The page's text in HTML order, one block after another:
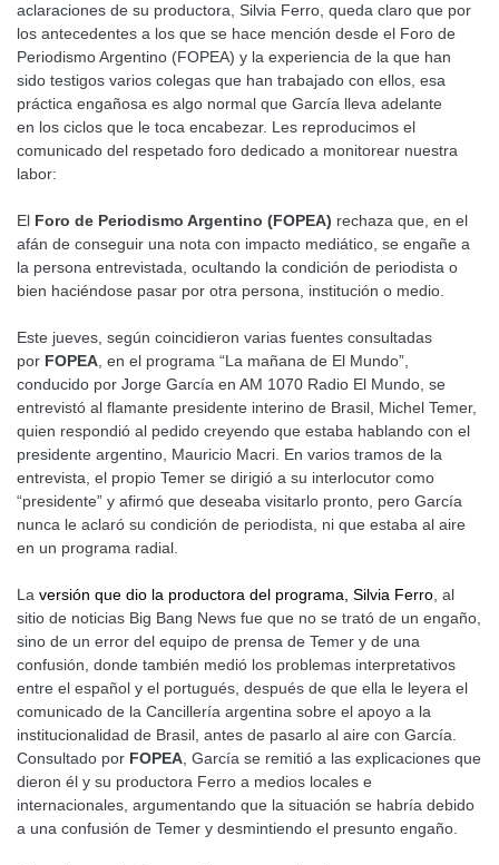
aclaraciones de su productora, Silvia Ferro, queda claro que por
los antecedentes a los que se hace mención desde el Foro de
Periodismo Argentino (FOPEA) y la experiencia de la que han
sido testigos varios colegas que han trabajado con ellos, esa
práctica engañosa es algo normal que García lleva adelante
en los ciclos que le toca encabezar. Les reproducimos el
comunicado del respetado foro dedicado a monitorear nuestra
labor:
El Foro de Periodismo Argentino (FOPEA) rechaza que, en el
afán de conseguir una nota con impacto mediático, se engañe a
la persona entrevistada, ocultando la condición de periodista o
bien haciéndose pasar por otra persona, institución o medio.
Este jueves, según coincidieron varias fuentes consultadas
por FOPEA , en el programa “La mañana de El Mundo”,
conducido por Jorge García en AM 1070 Radio El Mundo, se
entrevistó al flamante presidente interino de Brasil, Michel Temer,
quien respondió al pedido creyendo que estaba hablando con el
presidente argentino, Mauricio Macri. En varios tramos de la
entrevista, el propio Temer se dirigió a su interlocutor como
“presidente” y afirmó que deseaba visitarlo pronto, pero García
nunca le aclaró su condición de periodista, ni que estaba al aire
en un programa radial.
La versión que dio la productora del programa, Silvia Ferro , al
sitio de noticias Big Bang News fue que no se trató de un engaño,
sino de un error del equipo de prensa de Temer y de una
confusión, donde también medió los problemas interpretativos
entre el español y el portugués, después de que ella le leyera el
comunicado de la Cancillería argentina sobre el apoyo a la
institucionalidad de Brasil, antes de pasarlo al aire con García.
Consultado por FOPEA , García se remitió a las explicaciones que
dieron él y su productora Ferro a medios locales e
internacionales, argumentando que la situación se habría debido
a una confusión de Temer y desmintiendo el presunto engaño.